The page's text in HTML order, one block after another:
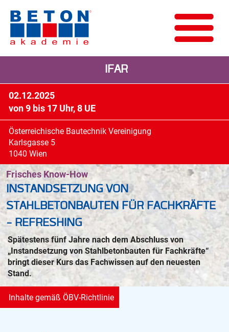
Frisches Know-How
INSTANDSETZUNG VON
STAHLBETONBAUTEN FÜR FACHKRÄFTE
- REFRESHING
Spätestens fünf Jahre nach dem Abschluss von
„Instandsetzung von Stahlbetonbauten für Fachkräfte“
bringt dieser Kurs das Fachwissen auf den neuesten
Stand.
IFAR
02.12.2025
von 9 bis 17 Uhr, 8 UE
Österreichische Bautechnik Vereinigung
Karlsgasse 5
1040 Wien
Inhalte gemäß ÖBV-Richtlinie